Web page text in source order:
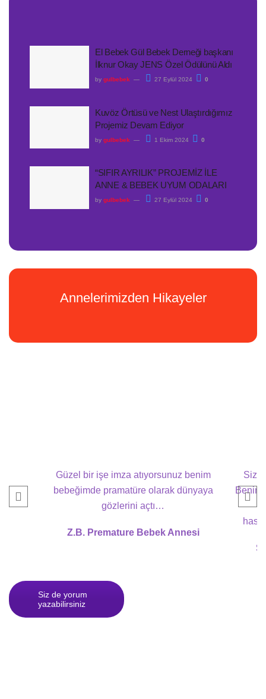
El Bebek Gül Bebek Derneği başkanı
İlknur Okay JENS Özel Ödülünü Aldı
by gulbebek 27 Eylül 2024 0
Kuvöz Örtüsü ve Nest Ulaştırdığımız
Projemiz Devam Ediyor
by gulbebek 1 Ekim 2024 0
“SIFIR AYRILIK” PROJEMİZ İLE
ANNE & BEBEK UYUM ODALARI
by gulbebek 27 Eylül 2024 0
Annelerimizden Hikayeler
Güzel bir işe imza atıyorsunuz benim
bebeğimde pramatüre olarak dünyaya
gözlerini açtı…
Z.B. Premature Bebek Annesi
Benim
Siz de yorum
yazabilirsiniz